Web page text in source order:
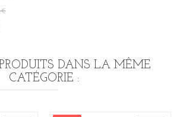
€
DANS LA MÊME
CATÉGORIE :